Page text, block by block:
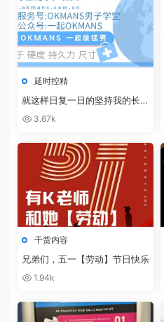
延时控精
就这样日复一日的坚持我的长度
从12.5公分，稳定增长至接近17
牛掰，见效太快了！
3.67k
干货内容
兄弟们，五一【劳动】节日快乐
1.94k